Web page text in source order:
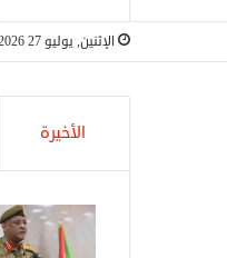
الإثنين, يوليو 27 2026
الأخيرة